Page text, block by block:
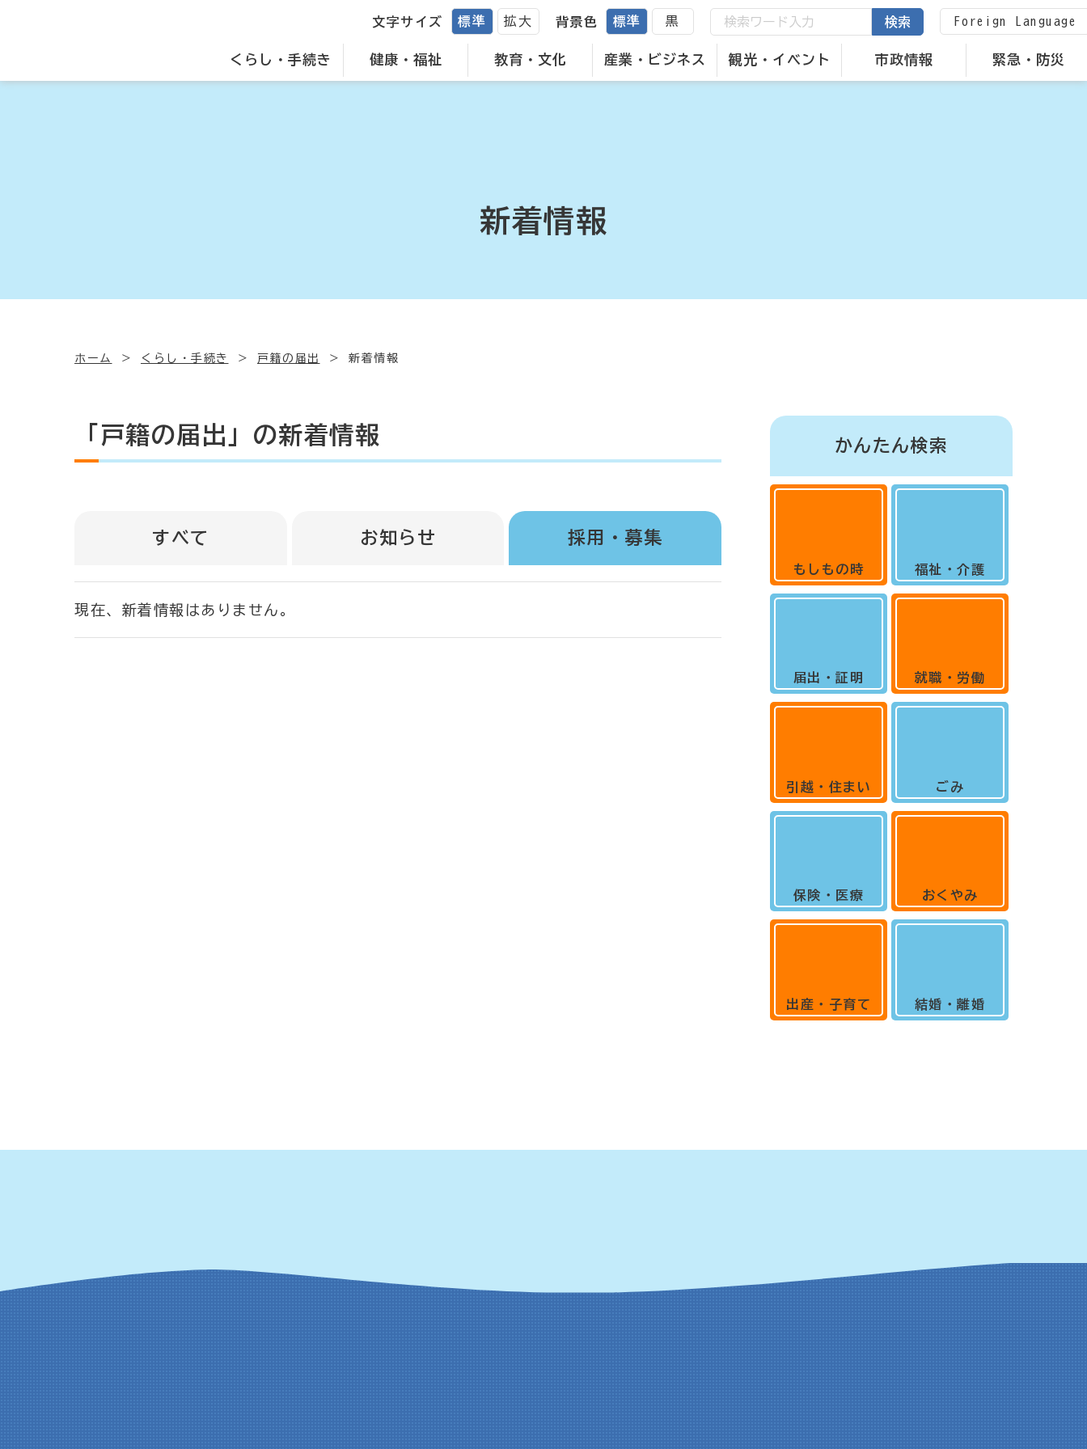
くらし・手続き 健康・福祉 教育・文化 産業・ビジネス 観光・イベント 市政情報 緊急・防災
文字サイズ 標準 拡大 背景色 標準 黒 検索 Foreign Language
新着情報
ホーム くらし・手続き 戸籍の届出 新着情報
「戸籍の届出」の新着情報
すべて お知らせ 採用・募集
現在、新着情報はありません。
かんたん検索
もしもの時
届出・証明
引越・住まい
保険・医療
出産・子育て
福祉・介護
就職・労働
ごみ
おくやみ
結婚・離婚